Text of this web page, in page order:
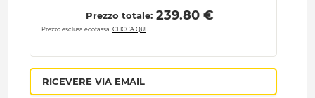
Prezzo totale: 239.80 €
Prezzo esclusa ecotassa. CLICCA QUI
RICEVERE VIA EMAIL